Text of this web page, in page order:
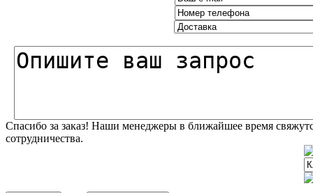
Спасибо за заказ! Наши менеджеры в ближайшее время
сотрудничества.